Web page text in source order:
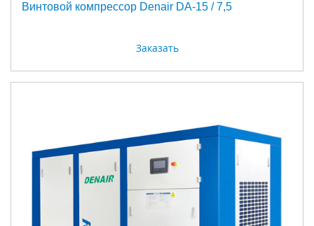
Винтовой компрессор Denair DA-15 / 7,5
Заказать